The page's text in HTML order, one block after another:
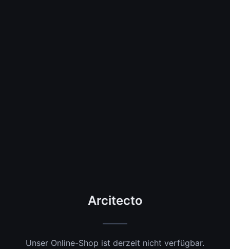
Arcitecto
Unser Online-Shop ist derzeit nicht verfügbar.